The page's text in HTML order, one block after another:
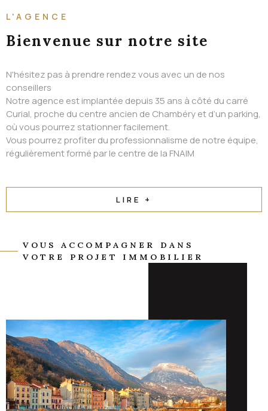
L'AGENCE
Bienvenue sur notre site
N'hésitez pas à prendre rendez vous avec un de nos
conseillers
Notre agence est implantée depuis 35 ans à côté du carré
Curial, proche du centre ancien de Chambéry et d’un parking,
où vous pourrez stationner facilement.
Vous pourrez profiter du professionnalisme de notre équipe,
régulièrement formé par le centre de la FNAIM
LIRE +
VOUS ACCOMPAGNER DANS
VOTRE PROJET IMMOBILIER